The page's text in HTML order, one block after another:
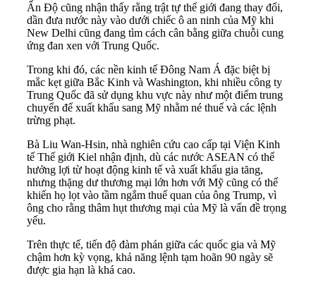
Ấn Độ cũng nhận thấy rằng trật tự thế giới đang thay đổi,
dần đưa nước này vào dưới chiếc ô an ninh của Mỹ khi
New Delhi cũng đang tìm cách cân bằng giữa chuỗi cung
ứng đan xen với Trung Quốc.
Trong khi đó, các nền kinh tế Đông Nam Á đặc biệt bị
mắc kẹt giữa Bắc Kinh và Washington, khi nhiều công ty
Trung Quốc đã sử dụng khu vực này như một điểm trung
chuyển để xuất khẩu sang Mỹ nhằm né thuế và các lệnh
trừng phạt.
Bà Liu Wan-Hsin, nhà nghiên cứu cao cấp tại Viện Kinh
tế Thế giới Kiel nhận định, dù các nước ASEAN có thể
hưởng lợi từ hoạt động kinh tế và xuất khẩu gia tăng,
nhưng thặng dư thương mại lớn hơn với Mỹ cũng có thể
khiến họ lọt vào tầm ngắm thuế quan của ông Trump, vì
ông cho rằng thâm hụt thương mại của Mỹ là vấn đề trọng
yếu.
Trên thực tế, tiến độ đàm phán giữa các quốc gia và Mỹ
chậm hơn kỳ vọng, khả năng lệnh tạm hoãn 90 ngày sẽ
được gia hạn là khá cao.